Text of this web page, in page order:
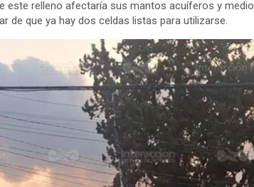
este relleno afectaría sus mantos acuíferos y medio
de que ya hay dos celdas listas para utilizarse.